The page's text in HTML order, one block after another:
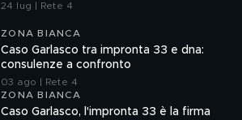
24 lug | Rete 4
ZONA BIANCA
Caso Garlasco tra impronta 33 e dna:
consulenze a confronto
03 ago | Rete 4
ZONA BIANCA
Caso Garlasco, l'impronta 33 è la firma